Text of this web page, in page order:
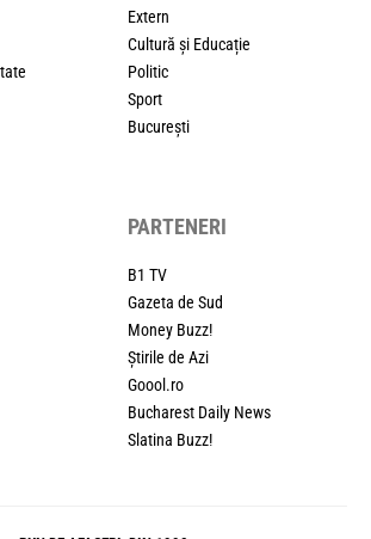
Extern
Cultură și Educație
Politic
Sport
București
PARTENERI
B1 TV
Gazeta de Sud
Money Buzz!
Știrile de Azi
Goool.ro
Bucharest Daily News
Slatina Buzz!